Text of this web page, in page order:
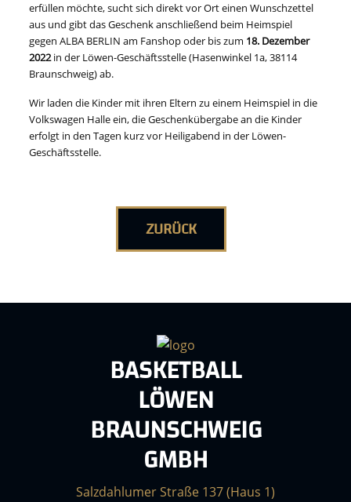
erfüllen möchte, sucht sich direkt vor Ort einen Wunschzettel
aus und gibt das Geschenk anschließend beim Heimspiel
gegen ALBA BERLIN am Fanshop oder bis zum 18. Dezember
2022in der Löwen-Geschäftsstelle (Hasenwinkel 1a, 38114
Braunschweig) ab.
Wir laden die Kinder mit ihren Eltern zu einem Heimspiel in die
Volkswagen Halle ein, die Geschenkübergabe an die Kinder
erfolgt in den Tagen kurz vor Heiligabend in der Löwen-
Geschäftsstelle.
ZURÜCK
BASKETBALL
LÖWEN
BRAUNSCHWEIG
GMBH
Salzdahlumer Straße 137 (Haus 1)